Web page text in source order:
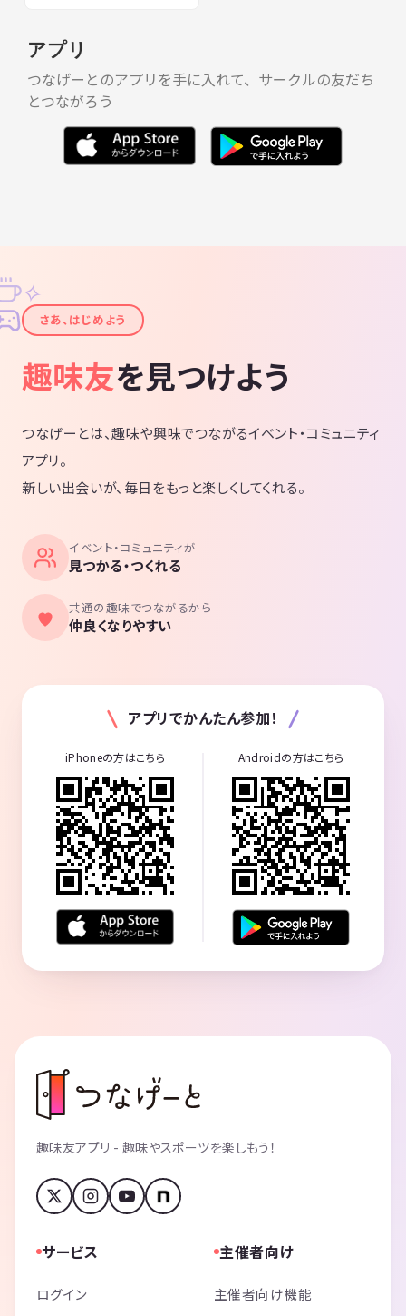
アプリ
つなげーとのアプリを手に入れて、サークルの友だち
とつながろう
✦
✧
さあ、はじめよう
趣味友を見つけよう
つなげーとは、趣味や興味でつながるイベント・コミュニティ
アプリ。
新しい出会いが、毎日をもっと楽しくしてくれる。
イベント・コミュニティが
見つかる・つくれる
共通の趣味でつながるから
仲良くなりやすい
アプリでかんたん参加！
iPhoneの方はこちら Androidの方はこちら
趣味友アプリ - 趣味やスポーツを楽しもう！
サービス
ログイン
主催者向け
主催者向け機能